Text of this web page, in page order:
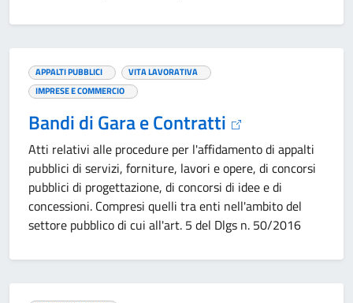
APPALTI PUBBLICI
VITA LAVORATIVA
IMPRESE E COMMERCIO
Bandi di Gara e Contratti
Atti relativi alle procedure per l'affidamento di appalti
pubblici di servizi, forniture, lavori e opere, di concorsi
pubblici di progettazione, di concorsi di idee e di
concessioni. Compresi quelli tra enti nell'ambito del
settore pubblico di cui all'art. 5 del Dlgs n. 50/2016